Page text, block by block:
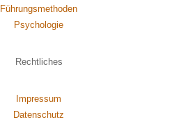
Führungsmethoden
Psychologie
Rechtliches
Impressum
Datenschutz